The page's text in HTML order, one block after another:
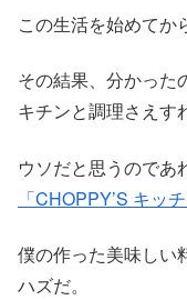
この生活を始めてか
その結果、分かった
キチンと調理さえす
ウソだと思うのであ
「CHOPPY’S キッ
僕の作った美味しい
ハズだ。